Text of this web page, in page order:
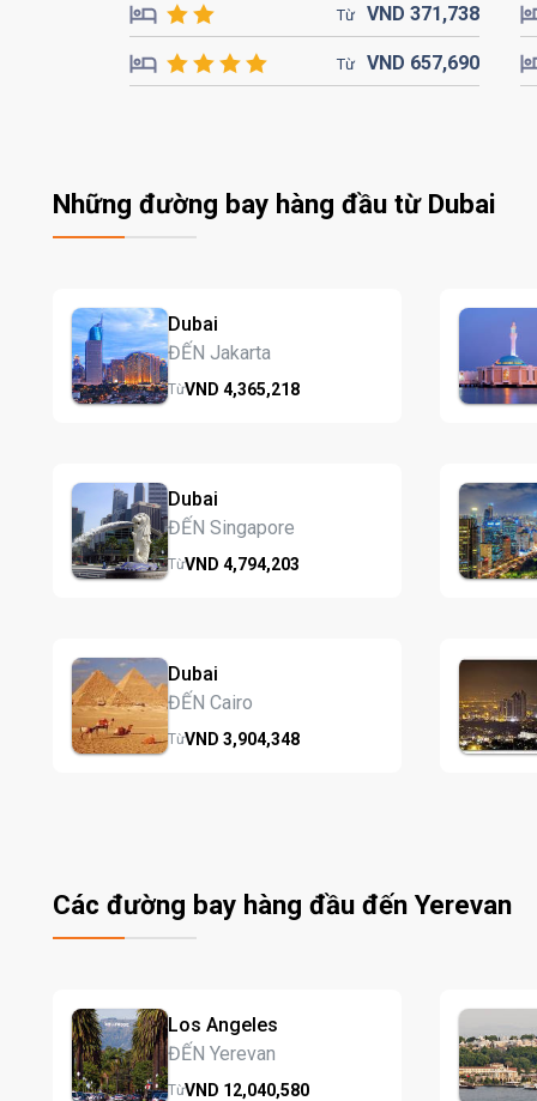
Từ VND 371,738
Từ VND 657,690
Những đường bay hàng đầu từ Dubai
Dubai
ĐẾN Jakarta
TừVND 4,365,218
Dubai
ĐẾN Singapore
TừVND 4,794,203
Dubai
ĐẾN Cairo
TừVND 3,904,348
Các đường bay hàng đầu đến Yerevan
Los Angeles
ĐẾN Yerevan
TừVND 12,040,580